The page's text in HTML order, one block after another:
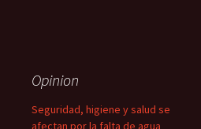
Opinion
Seguridad, higiene y salud se
afectan por la falta de agua